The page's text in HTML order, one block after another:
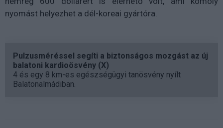
nyomást helyezhet a dél-koreai gyártóra.
Pulzusméréssel segíti a biztonságos mozgást az új
balatoni kardioösvény (X)
4 és egy 8 km-es egészségügyi tanösvény nyílt
Balatonalmádiban.